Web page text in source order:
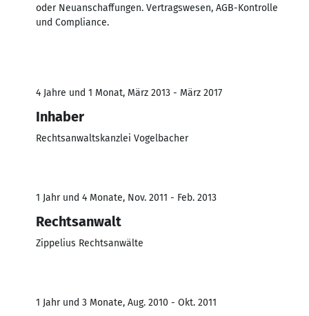
oder Neuanschaffungen. Vertragswesen, AGB-Kontrolle
und Compliance.
4 Jahre und 1 Monat, März 2013 - März 2017
Inhaber
Rechtsanwaltskanzlei Vogelbacher
1 Jahr und 4 Monate, Nov. 2011 - Feb. 2013
Rechtsanwalt
Zippelius Rechtsanwälte
1 Jahr und 3 Monate, Aug. 2010 - Okt. 2011